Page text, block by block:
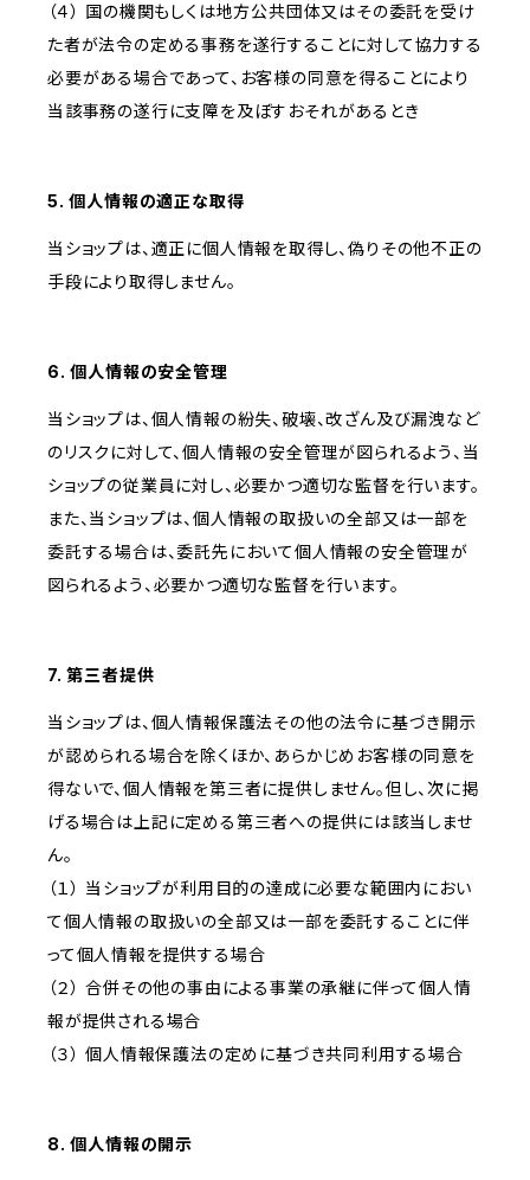
（４） 国の機関もしくは地方公共団体又はその委託を受け
た者が法令の定める事務を遂行することに対して協力する
必要がある場合であって、お客様の同意を得ることにより
当該事務の遂行に支障を及ぼすおそれがあるとき
5. 個人情報の適正な取得
当ショップは、適正に個人情報を取得し、偽りその他不正の
手段により取得しません。
6. 個人情報の安全管理
当ショップは、個人情報の紛失、破壊、改ざん及び漏洩など
のリスクに対して、個人情報の安全管理が図られるよう、当
ショップの従業員に対し、必要かつ適切な監督を行います。
また、当ショップは、個人情報の取扱いの全部又は一部を
委託する場合は、委託先において個人情報の安全管理が
図られるよう、必要かつ適切な監督を行います。
7. 第三者提供
当ショップは、個人情報保護法その他の法令に基づき開示
が認められる場合を除くほか、あらかじめお客様の同意を
得ないで、個人情報を第三者に提供しません。但し、次に掲
げる場合は上記に定める第三者への提供には該当しませ
ん。
（１） 当ショップが利用目的の達成に必要な範囲内におい
て個人情報の取扱いの全部又は一部を委託することに伴
って個人情報を提供する場合
（２） 合併その他の事由による事業の承継に伴って個人情
報が提供される場合
（３） 個人情報保護法の定めに基づき共同利用する場合
8. 個人情報の開示